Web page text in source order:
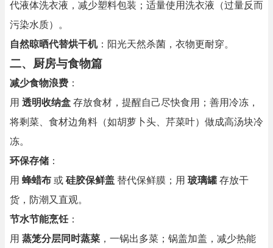
代液体洗衣液，减少塑料包装；适量使用洗衣液（过量反而
污染水质）。
自然晾晒代替烘干机：阳光天然杀菌，衣物更耐穿。
二、厨房与食物篇
减少食物浪费 ：
用 透明收纳盒 存放食材，提醒自己尽快食用；善用冷冻，
将剩菜、食材边角料（如胡萝卜头、芹菜叶）做成高汤块冷
冻。
环保存储 ：
用 蜂蜡布 或 硅胶保鲜盖 替代保鲜膜；用 玻璃罐存放干
货，防潮又直观。
节水节能烹饪：
用 蒸笼分层同时蒸菜 ，一锅出多菜；锅盖加盖，减少热能